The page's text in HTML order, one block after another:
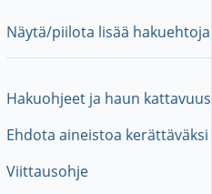
Näytä/piilota lisää hakuehtoja
Hakuohjeet ja haun kattavuus
Ehdota aineistoa kerättäväksi
Viittausohje